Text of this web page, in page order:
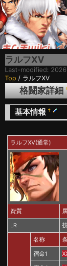
ラルフXV
Last-modified:
Top / ラルフXV
格闘家詳細
基本情報 †
ラルフXV(通常)
資質
LR
名称
宿命1